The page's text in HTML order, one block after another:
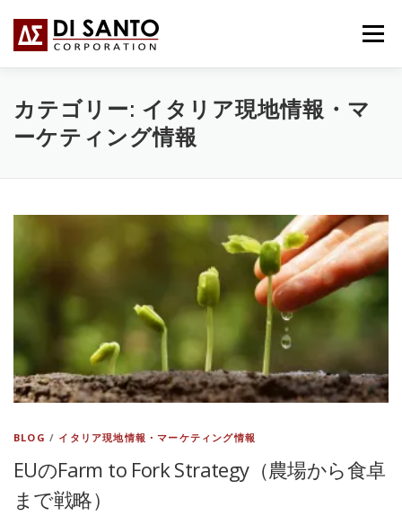
メニュー
HOME 事業内容 会社概要 BLOG
カテゴリー: イタリア現地情報・マ
ーケティング情報
BLOG / イタリア現地情報・マーケティング情報
EUのFarm to Fork Strategy（農場から食卓
まで戦略）